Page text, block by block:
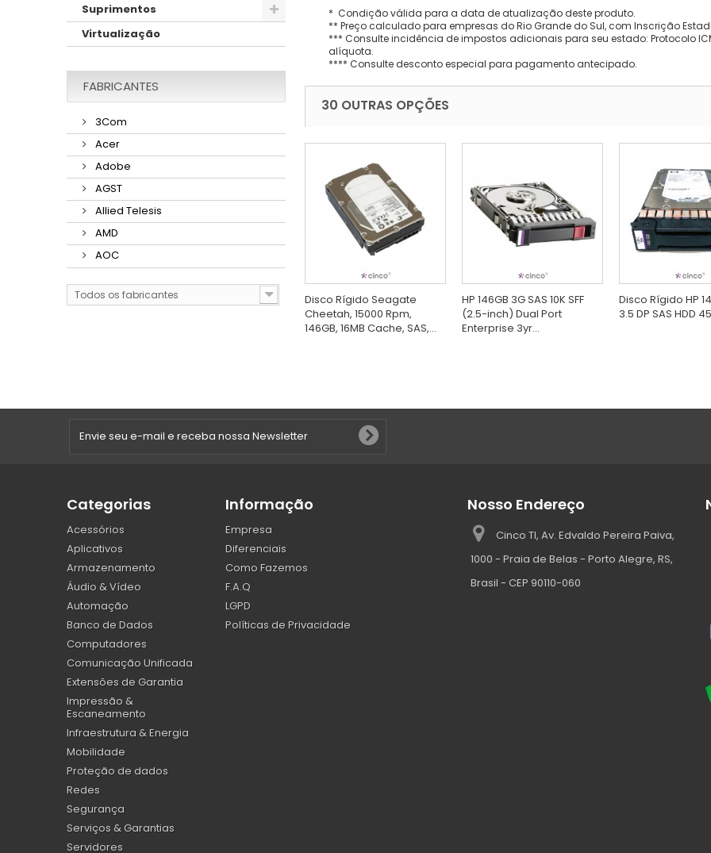
Suprimentos
Virtualização
FABRICANTES
3Com
Acer
Adobe
AGST
Allied Telesis
AMD
AOC
Todos os fabricantes
* Condição válida para a data de atualização deste produto.
** Preço calculado para empresas do Rio Grande do Sul, com Inscrição
*** Consulte incidência de impostos adicionais para seu estado: Protocolo
alíquota.
**** Consulte desconto especial para pagamento antecipado.
30 OUTRAS OPÇÕES
Disco Rígido Seagate
Cheetah, 15000 Rpm,
146GB, 16MB Cache, SAS,...
HP 146GB 3G SAS 10K SFF
(2.5-inch) Dual Port
Enterprise 3yr...
Disco Rígido HP
3.5 DP SAS HDD
Categorias
Acessórios
Aplicativos
Armazenamento
Áudio & Vídeo
Automação
Banco de Dados
Computadores
Comunicação Unificada
Extensões de Garantia
Impressão &
Escaneamento
Infraestrutura & Energia
Mobilidade
Proteção de dados
Redes
Segurança
Serviços & Garantias
Servidores
Informação
Empresa
Diferenciais
Como Fazemos
F.A.Q
LGPD
Políticas de Privacidade
Nosso Endereço
Cinco TI, Av. Edvaldo Pereira Paiva,
1000 - Praia de Belas - Porto Alegre, RS,
Brasil - CEP 90110-060